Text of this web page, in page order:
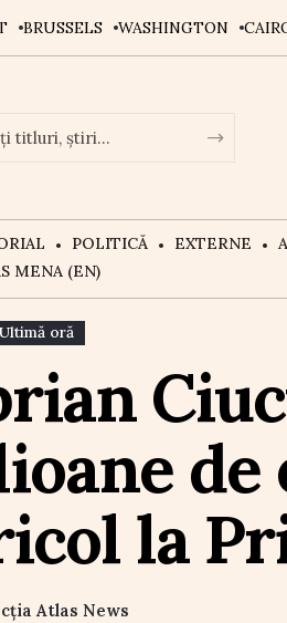
BRUSSELS WASHINGTON
POLITICĂ EXTERNE
MENA (EN)
Ultimă oră
la
Atlas News